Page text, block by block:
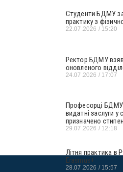
Студенти БДМУ
практику з
22.07.2026 15:20
Ректор БДМУ взяв
оновленого
24.07.2026 17:07
Професорці БДМУ
видатні заслуги у
призначено
29.07.2026 12:18
Літня практика в
Erasmus+
28.07.2026 15:57